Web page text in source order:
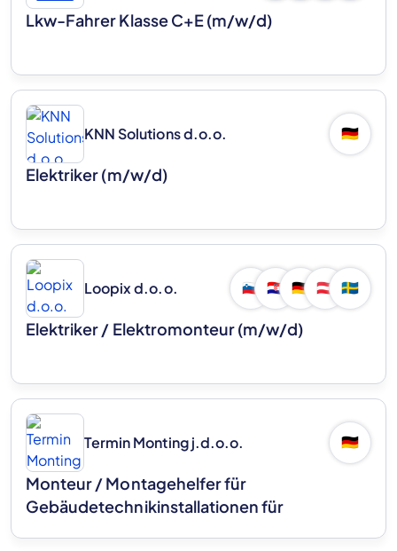
Lkw-Fahrer Klasse C+E (m/w/d)
KNN Solutions d.o.o. 🇩🇪
Elektriker (m/w/d)
Loopix d.o.o. 🇸🇮 🇭🇷 🇩🇪 🇦🇹 🇸🇪
Elektriker / Elektromonteur (m/w/d)
Termin Monting j.d.o.o. 🇩🇪
Monteur / Montagehelfer für
Gebäudetechnikinstallationen für